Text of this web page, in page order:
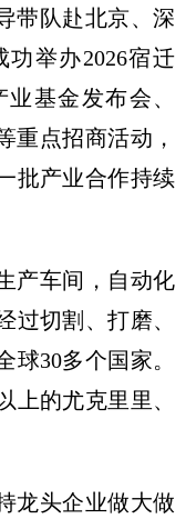
带队赴北京、深
举办2026宿迁
基金发布会、
重点招商活动，
批产业合作持续
产车间，自动化
过切割、打磨、
球30多个国家。
上的尤克里里、
龙头企业做大做